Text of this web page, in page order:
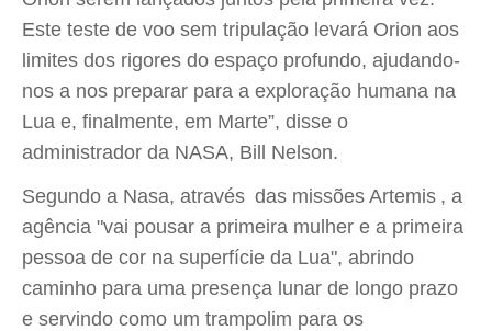
Este teste de voo sem tripulação levará Orion aos
limites dos rigores do espaço profundo, ajudando-
nos a nos preparar para a exploração humana na
Lua e, finalmente, em Marte”, disse o
administrador da NASA, Bill Nelson.
Segundo a Nasa, através das missões Artemis , a
agência "vai pousar a primeira mulher e a primeira
pessoa de cor na superfície da Lua", abrindo
caminho para uma presença lunar de longo prazo
e servindo como um trampolim para os